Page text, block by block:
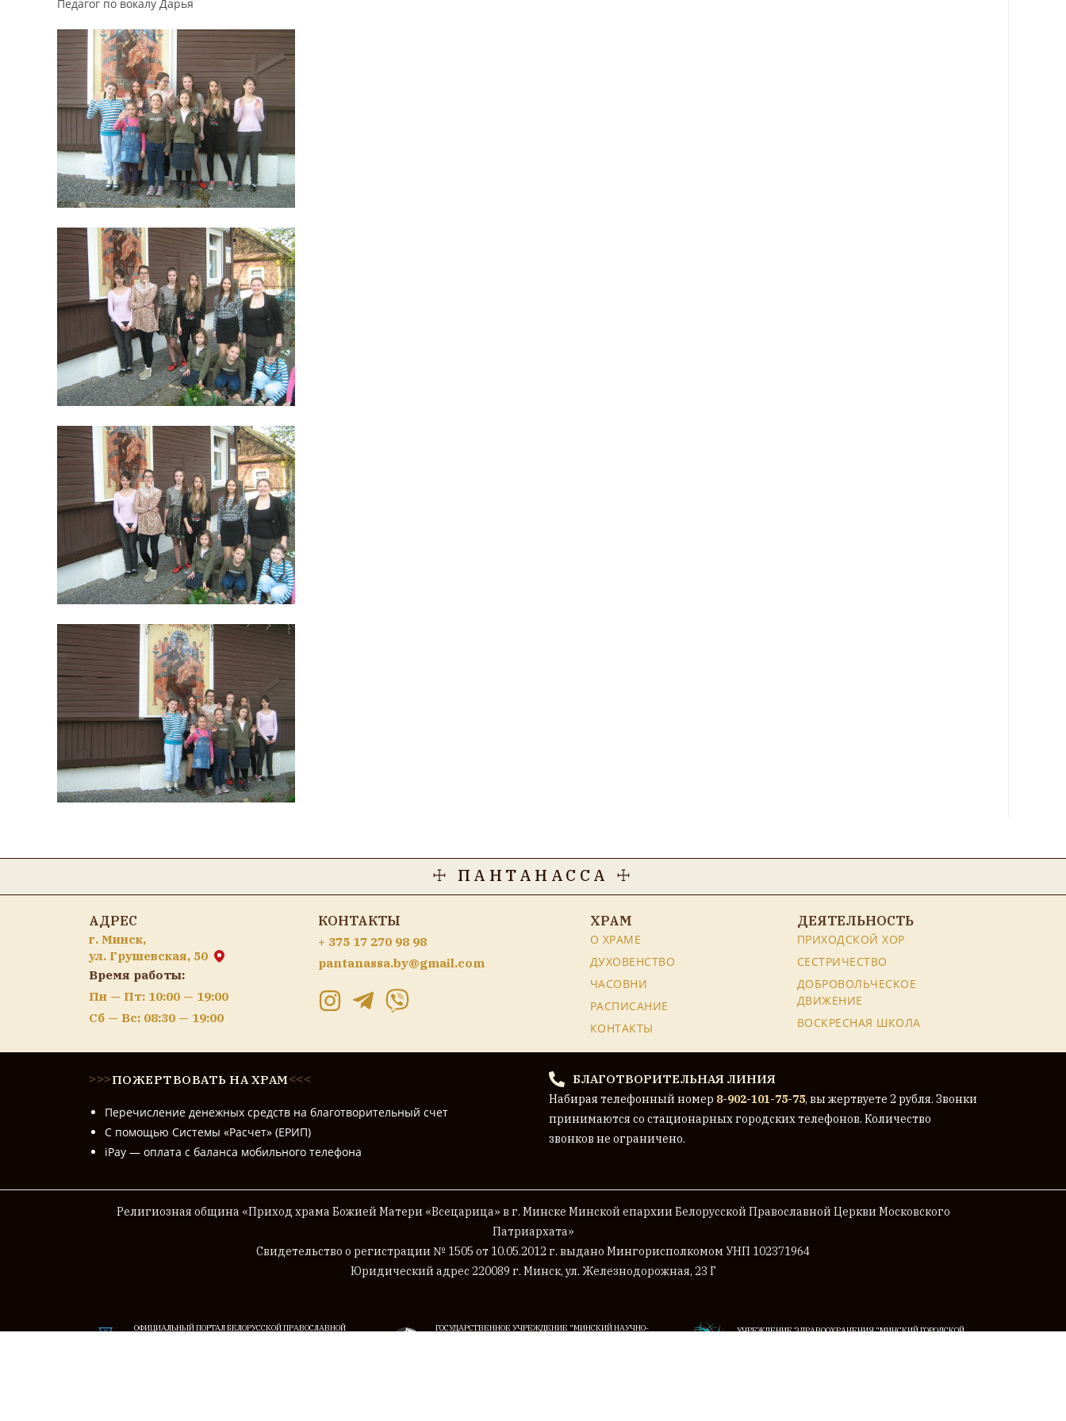
Педагог по вокалу Дарья
☩ ПАНТАНАССА ☩
АДРЕС
г. Минск,
ул. Грушевская, 50
Время работы:
Пн — Пт: 10:00 — 19:00
Сб — Вс: 08:30 — 19:00
КОНТАКТЫ
+ 375 17 270 98 98
pantanassa.by@gmail.com
ХРАМ
О ХРАМЕ
ДУХОВЕНСТВО
ЧАСОВНИ
РАСПИСАНИЕ
КОНТАКТЫ
ДЕЯТЕЛЬНОСТЬ
ПРИХОДСКОЙ ХОР
СЕСТРИЧЕСТВО
ДОБРОВОЛЬЧЕСКОЕ
ДВИЖЕНИЕ
ВОСКРЕСНАЯ ШКОЛА
>>>ПОЖЕРТВОВАТЬ НА ХРАМ<<<
Перечисление денежных средств на благотворительный счет
С помощью Системы «Расчет» (ЕРИП)
iPay — оплата с баланса мобильного телефона
БЛАГОТВОРИТЕЛЬНАЯ ЛИНИЯ
Набирая телефонный номер 8-902-101-75-75, вы жертвуете 2 рубля. Звонки
принимаются со стационарных городских телефонов. Количество
звонков не ограничено.
Религиозная община «Приход храма Божией Матери «Всецарица» в г. Минске Минской епархии Белорусской Православной Церкви Московского
Патриархата»
Cвидетельство о регистрации № 1505 от 10.05.2012 г. выдано Мингорисполкомом УНП 102371964
Юридический адрес 220089 г. Минск, ул. Железнодорожная, 23 Г
ОФИЦИАЛЬНЫЙ ПОРТАЛ БЕЛОРУССКОЙ ПРАВОСЛАВНОЙ
ГОСУДАРСТВЕННОЕ УЧРЕЖДЕНИЕ "МИНСКИЙ НАУЧНО-
УЧРЕЖДЕНИЕ ЗДРАВООХРАНЕНИЯ "МИНСКИЙ ГОРОДСКОЙ